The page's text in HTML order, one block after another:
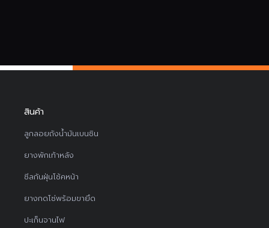
สินค้า
ลูกลอยถังน้ำมันเบนซิน
ยางพักเท้าหลัง
ซีลกันฝุ่นโช้คหน้า
ยางกดโซ่พร้อมขายึด
ปะเก็นจานไฟ